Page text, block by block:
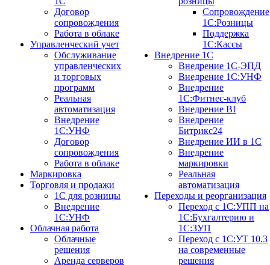
Договор
сопровождения
Работа в облаке
Управленческий учет
Обслуживание
управленческих
и торговых
программ
Реальная
автоматизация
Внедрение
1С:УНФ
Договор
сопровождения
Работа в облаке
Маркировка
Торговля и продажи
1С для розницы
Внедрение
1С:УНФ
Облачная работа
Облачные
решения
Аренда серверов
Сопровождение
1С:Розницы
Поддержка
1С:Кассы
Внедрение 1С
Внедрение 1С-ЭПД
Внедрение 1С:УНФ
Внедрение
1С:Фитнес-клуб
Внедрение BI
Внедрение
Битрикс24
Внедрение ИИ в 1С
Внедрение
маркировки
Реальная
автоматизация
Переходы и реорганизация
Переход с 1С:УПП на
1С:Бухгалтерию и
1С:ЗУП
Переход с 1С:УТ 10.3
на современные
решения